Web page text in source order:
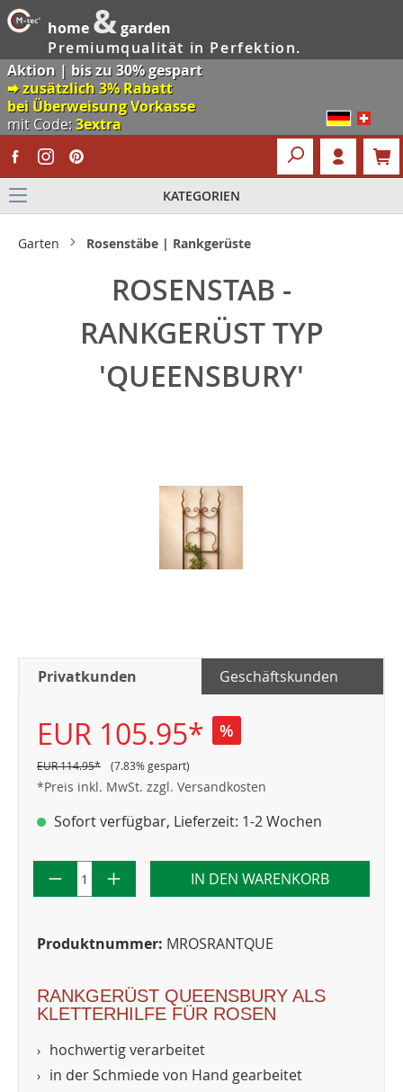
home &garden
Premiumqualität in Perfektion.
Aktion | bis zu 30% gespart
🠮 zusätzlich 3% Rabatt
bei Überweisung Vorkasse
mit Code:3extra
KATEGORIEN
Garten Rosenstäbe | Rankgerüste
ROSENSTAB -
RANKGERÜST TYP
'QUEENSBURY'
Privatkunden Geschäftskunden
EUR 105.95* %
EUR 114.95* (7.83% gespart)
*Preis inkl. MwSt. zzgl. Versandkosten
Sofort verfügbar, Lieferzeit: 1-2 Wochen
IN DEN WARENKORB
Produktnummer: MROSRANTQUE
RANKGERÜST QUEENSBURY ALS
KLETTERHILFE FÜR ROSEN
hochwertig verarbeitet
in der Schmiede von Hand gearbeitet